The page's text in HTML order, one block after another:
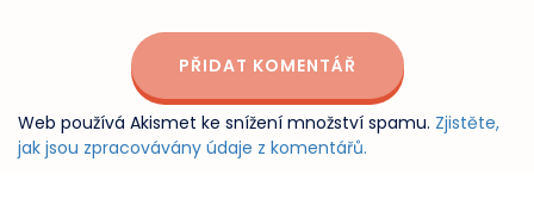
Web používá Akismet ke snížení množství spamu. Zjistěte,
jak jsou zpracovávány údaje z komentářů.